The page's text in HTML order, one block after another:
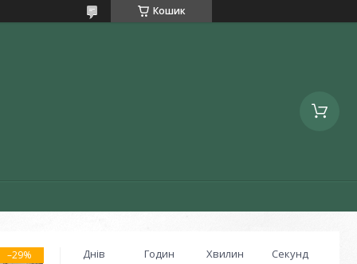
Кошик
–29% Днів Годин Хвилин Секунд